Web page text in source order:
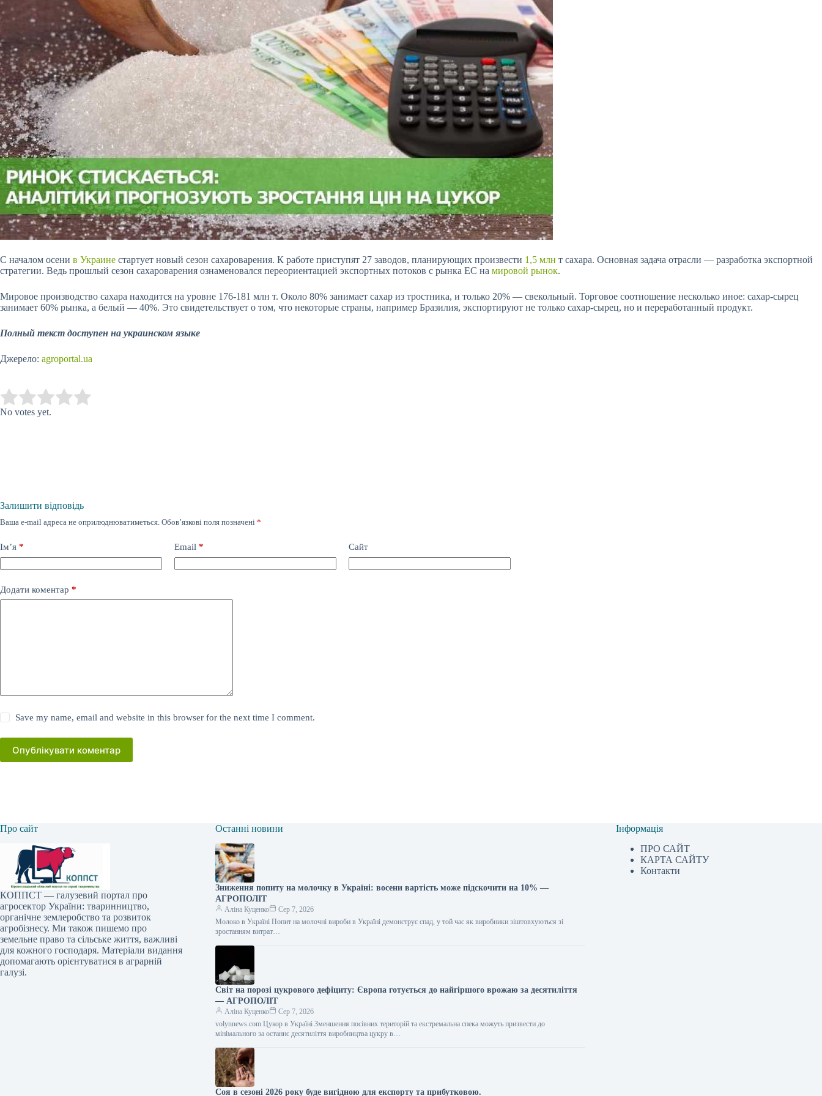
С началом осени в Украине стартует новый сезон сахароварения. К работе приступят 27 заводов, планирующих произвести 1,5 млн т сахара. Основная задача отрасли — разработка экспортной
стратегии. Ведь прошлый сезон сахароварения ознаменовался переориентацией экспортных потоков с рынка ЕС на мировой рынок.
Мировое производство сахара находится на уровне 176-181 млн т. Около 80% занимает сахар из тростника, и только 20% — свекольный. Торговое соотношение несколько иное: сахар-сырец
занимает 60% рынка, а белый — 40%. Это свидетельствует о том, что некоторые страны, например Бразилия, экспортируют не только сахар-сырец, но и переработанный продукт.
Полный текст доступен на украинском языке
Джерело: agroportal.ua
Rate this item:
No votes yet.
Залишити відповідь
Ваша e-mail адреса не оприлюднюватиметься. Обов’язкові поля позначені *
Ім’я * Email * Сайт
Додати коментар *
Save my name, email and website in this browser for the next time I comment.
Опублікувати коментар
Про сайт
КОППСТ — галузевий портал про
агросектор України: тваринництво,
органічне землеробство та розвиток
агробізнесу. Ми також пишемо про
земельне право та сільське життя, важливі
для кожного господаря. Матеріали видання
допомагають орієнтуватися в аграрній
галузі.
Останні новини
Зниження попиту на молочку в Україні: восени вартість може підскочити на 10% —
АГРОПОЛІТ
Аліна Куценко
Сер 7, 2026
Молоко в Україні Попит на молочні вироби в Україні демонструє спад, у той час як виробники зіштовхуються зі
зростанням витрат…
Світ на порозі цукрового дефіциту: Європа готується до найгіршого врожаю за десятиліття
— АГРОПОЛІТ
Аліна Куценко
Сер 7, 2026
volynnews.com Цукор в Україні Зменшення посівних територій та екстремальна спека можуть призвести до
мінімального за останнє десятиліття виробництва цукру в…
Соя в сезоні 2026 року буде вигідною для експорту та прибутковою.
Інформація
ПРО САЙТ
КАРТА САЙТУ
Контакти